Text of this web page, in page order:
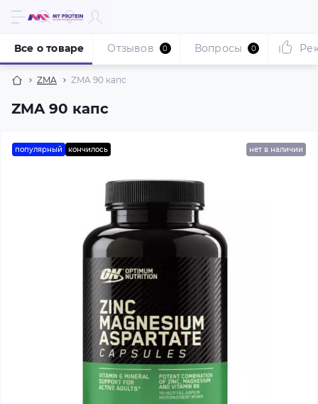
ZMA ZMA 90 капс
ZMA 90 капс
Все о товаре Отзывов 0 Вопросы 0
популярный кончилось нет в наличии